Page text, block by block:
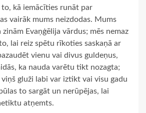
kā iemācīties runāt par
vairāk mums neizdodas. Mums
Evaņģēlija vārdus; mēs nemaz
lai reiz spētu rīkoties saskaņā ar
vienu vai divus guldeņus,
ka nauda varētu tikt nozagta;
viņš gluži labi var iztikt vai visu gadu
to sargāt un nerūpējas, lai
atņemts.